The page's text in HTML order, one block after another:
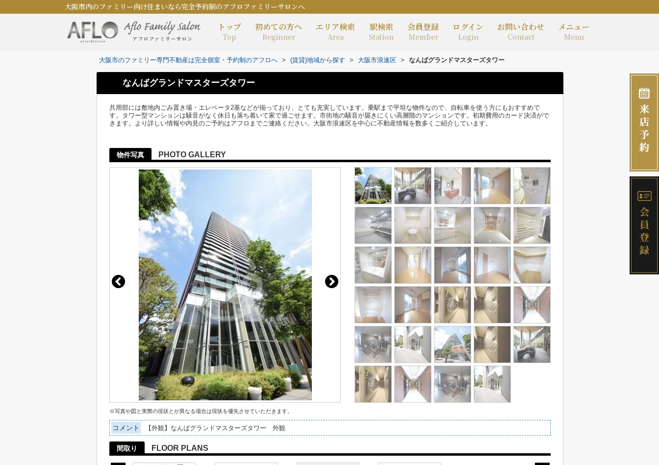
大阪市内のファミリー向け住まいなら完全予約制のアフロファミリーサロンへ
トップ
Top
初めての方へ
Beginner
エリア検索
Area
駅検索
Station
会員登録
Member
ログイン
Login
お問い合わせ
Contact
メニュー
Menu
大阪市のファミリー専門不動産は完全個室・予約制のアフロへ > (賃貸)地域から探す > 大阪市浪速区 > なんばグランドマスターズタワー
なんばグランドマスターズタワー
共用部には敷地内ごみ置き場・エレベータ2基などが揃っており、とても充実しています。乗駅まで平坦な物件なので、自転車を使う方にもおすすめで
す。タワー型マンションは騒音がなく休日も落ち着いて家で過ごせます。市街地の騒音が届きにくい高層階のマンションです。初期費用のカード決済がで
きます。より詳しい情報や内見のご予約はアフロまでご連絡ください。大阪市浪速区を中心に不動産情報を数多くご紹介しています。
物件写真 PHOTO GALLERY
※写真や図と実際の現状とが異なる場合は現状を優先させていただきます。
コメント 【外観】なんばグランドマスターズタワー 外観
間取り FLOOR PLANS